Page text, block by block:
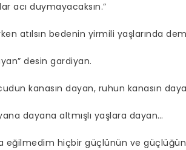
acı duymayacaksın.”
atılsın bedenin yirmili yaşlarında
desin gardiyan.
kanasın dayan, ruhun kanasın
dayana altmışlı yaşlara dayan…
eğilmedim hiçbir güçlünün ve